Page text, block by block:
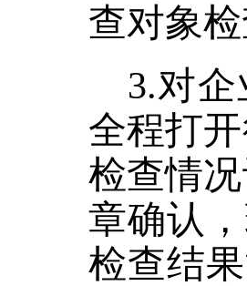
查对象
3.对
全程打
检查情
章确认
检查结